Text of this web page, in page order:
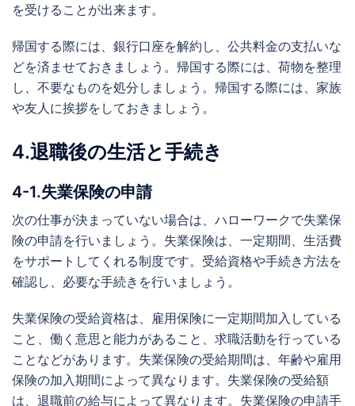
を受けることが出来ます。
帰国する際には、銀行口座を解約し、公共料金の支払いな
どを済ませておきましょう。帰国する際には、荷物を整理
し、不要なものを処分しましょう。帰国する際には、家族
や友人に挨拶をしておきましょう。
4.退職後の生活と手続き
4-1.失業保険の申請
次の仕事が決まっていない場合は、ハローワークで失業保
険の申請を行いましょう。失業保険は、一定期間、生活費
をサポートしてくれる制度です。受給資格や手続き方法を
確認し、必要な手続きを行いましょう。
失業保険の受給資格は、雇用保険に一定期間加入している
こと、働く意思と能力があること、求職活動を行っている
ことなどがあります。失業保険の受給期間は、年齢や雇用
保険の加入期間によって異なります。失業保険の受給額
は、退職前の給与によって異なります。失業保険の申請手